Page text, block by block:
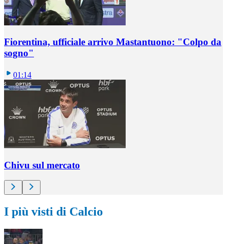
Fiorentina, ufficiale arrivo Mastantuono: "Colpo da
sogno"
01:14
Chivu sul mercato
I più visti di Calcio